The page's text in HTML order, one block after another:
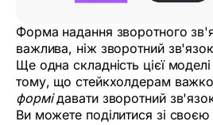
Форма надання зворотного
важлива, ніж зворотний зв'язок
Ще одна складність цієї
тому, що стейкхолдерам важко
формідавати зворотний
Ви можете поділитися зі